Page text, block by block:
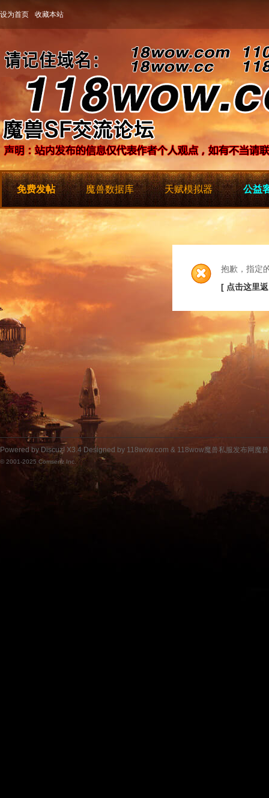
设为首页 收藏本站
免费发帖 魔兽数据库 天赋模拟器 公益
抱歉，指定
[ 点击这里
Powered by Discuz! X3.4 Designed by 118wow.com & 118wow魔兽私服发布网魔
© 2001-2025 Comsenz Inc.